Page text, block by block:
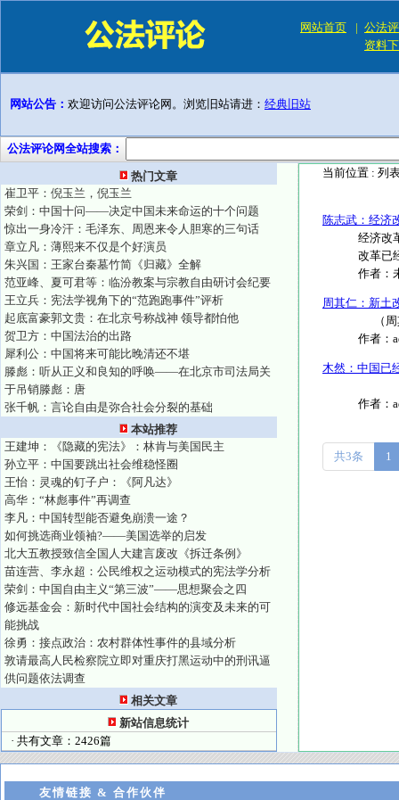
网站首页 | 公法
资料
网站公告： 欢迎访问公法评论网。浏览旧站请进： 经典旧站
公法评论网全站搜索：
热门文章
崔卫平：倪玉兰，倪玉兰
荣剑：中国十问——决定中国未来命运的十个问题
惊出一身冷汗：毛泽东、周恩来令人胆寒的三句话
章立凡：薄熙来不仅是个好演员
朱兴国：王家台秦墓竹简《归藏》全解
范亚峰、夏可君等：临汾教案与宗教自由研讨会纪要
王立兵：宪法学视角下的“范跑跑事件”评析
起底富豪郭文贵：在北京号称战神 领导都怕他
贺卫方：中国法治的出路
犀利公：中国将来可能比晚清还不堪
滕彪：听从正义和良知的呼唤——在北京市司法局关
于吊销滕彪：唐
张千帆：言论自由是弥合社会分裂的基础
本站推荐
王建坤：《隐藏的宪法》：林肯与美国民主
孙立平：中国要跳出社会维稳怪圈
王怡：灵魂的钉子户：《阿凡达》
高华：“林彪事件”再调查
李凡：中国转型能否避免崩溃一途？
如何挑选商业领袖?——美国选举的启发
北大五教授致信全国人大建言废改《拆迁条例》
苗连营、李永超：公民维权之运动模式的宪法学分析
荣剑：中国自由主义“第三波”——思想聚会之四
修远基金会：新时代中国社会结构的演变及未来的可
能挑战
徐勇：接点政治：农村群体性事件的县域分析
敦请最高人民检察院立即对重庆打黑运动中的刑讯逼
供问题依法调查
相关文章
新站信息统计
· 共有文章：2426篇
当前位置 : 列
陈志武：经济
经济改
改革已
作者：
周其仁：新土
（周
作者：
木然：中国已
作者：
共3条 1
友情链接 & 合作伙伴